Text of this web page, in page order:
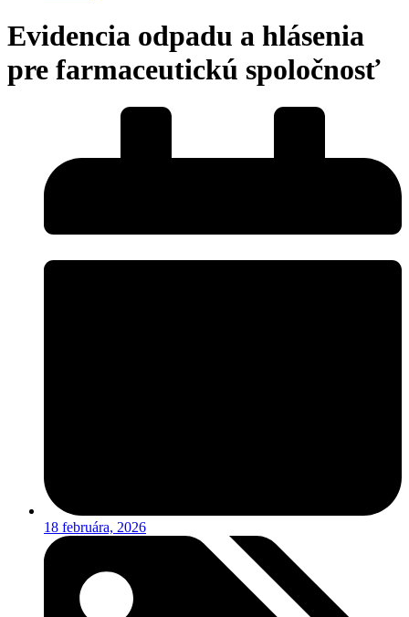
Evidencia odpadu a hlásenia
pre farmaceutickú spoločnosť
18 februára, 2026